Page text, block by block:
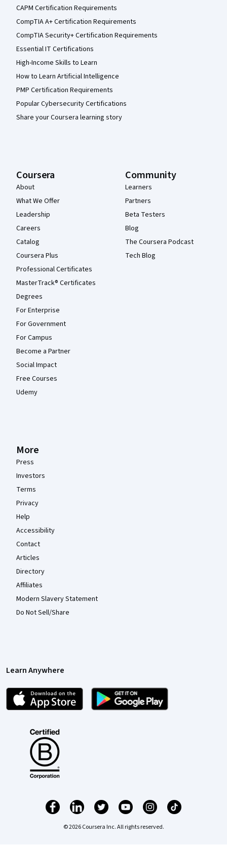
CAPM Certification Requirements
CompTIA A+ Certification Requirements
CompTIA Security+ Certification Requirements
Essential IT Certifications
High-Income Skills to Learn
How to Learn Artificial Intelligence
PMP Certification Requirements
Popular Cybersecurity Certifications
Share your Coursera learning story
Coursera
About
What We Offer
Leadership
Careers
Catalog
Coursera Plus
Professional Certificates
MasterTrack® Certificates
Degrees
For Enterprise
For Government
For Campus
Become a Partner
Social Impact
Free Courses
Udemy
Community
Learners
Partners
Beta Testers
Blog
The Coursera Podcast
Tech Blog
More
Press
Investors
Terms
Privacy
Help
Accessibility
Contact
Articles
Directory
Affiliates
Modern Slavery Statement
Do Not Sell/Share
Learn Anywhere
© 2026 Coursera Inc. All rights reserved.